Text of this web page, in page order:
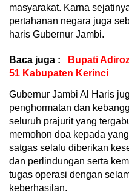
masyarakat. Karna
pertahanan negara juga
haris Gubernur Jambi.
Baca juga :
Bupati
51 Kabupaten Kerinci
Gubernur Jambi Al Haris
penghormatan dan
seluruh prajurit yang
memohon doa kepada
satgas selalu diberikan
dan perlindungan serta
tugas operasi dengan
keberhasilan.